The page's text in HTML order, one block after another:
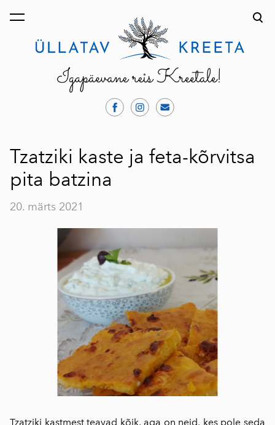
lisati ostukorvi. Vaata ostukorvi
Tzatziki kaste ja feta-kõrvitsa
pita batzina
20. märts 2021
Tzatziki kastmest teavad kõik, aga on neid, kes pole seda